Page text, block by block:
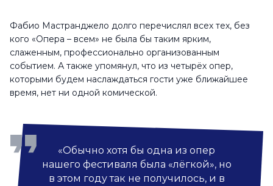
Фабио Мастранджело долго перечислял всех тех, без
кого «Опера – всем» не была бы таким ярким,
слаженным, профессионально организованным
событием. А также упомянул, что из четырёх опер,
которыми будем наслаждаться гости уже ближайшее
время, нет ни одной комической.
«Обычно хотя бы одна из опер
нашего фестиваля была «лёгкой», но
в этом году так не получилось, и в